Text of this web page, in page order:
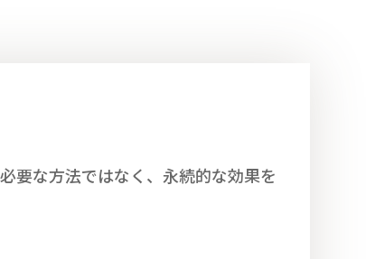
要な方法ではなく、永続的な効果を